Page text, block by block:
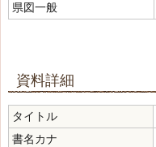
県図一般
資料詳細
タイトル
書名カナ